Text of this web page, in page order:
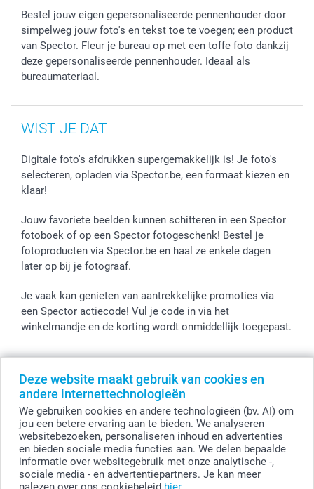
Deze website maakt gebruik van cookies en
andere internettechnologieën
We gebruiken cookies en andere technologieën (bv. AI) om
jou een betere ervaring aan te bieden. We analyseren
websitebezoeken, personaliseren inhoud en advertenties
en bieden sociale media functies aan. We delen bepaalde
informatie over websitegebruik met onze analytische -,
sociale media - en advertentiepartners. Je kan meer
Bestel jouw eigen gepersonaliseerde pennenhouder door
simpelweg jouw foto's en tekst toe te voegen; een product
van Spector. Fleur je bureau op met een toffe foto dankzij
deze gepersonaliseerde pennenhouder. Ideaal als
bureaumateriaal.
WIST JE DAT
Digitale foto's afdrukken supergemakkelijk is! Je foto's
selecteren, opladen via Spector.be, een formaat kiezen en
klaar!
Jouw favoriete beelden kunnen schitteren in een Spector
fotoboek of op een Spector fotogeschenk! Bestel je
fotoproducten via Spector.be en haal ze enkele dagen
later op bij je fotograaf.
Je vaak kan genieten van aantrekkelijke promoties via
een Spector actiecode! Vul je code in via het
winkelmandje en de korting wordt onmiddellijk toegepast.
© smartphoto group. Alle rechten voorbehouden
smartphoto group NV.
Kwatrechtsteenweg 160, 9230 Wetteren, België
BTW-nummer BE 0405.706.755
Ondernemingsnummer 0405.706.755.
Bankgegevens: IBAN BE71 2850 2711 5569 - BIC: GEBABEBB
Alle prijzen zijn in EURO (€) inclusief BTW en exclusief verzendkosten.